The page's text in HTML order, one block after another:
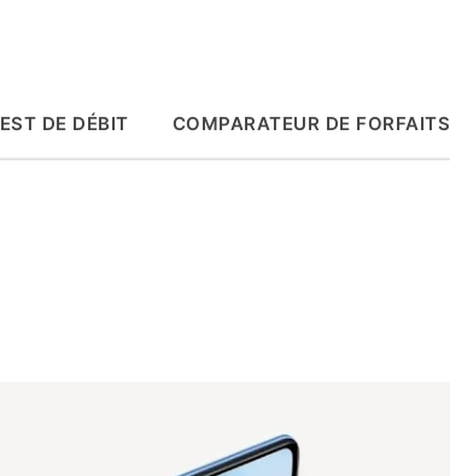
DE DÉBIT COMPARATEUR DE FORFAITS